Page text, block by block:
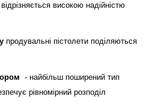
високою надійністю
продувальні пістолети поділяються
- найбільш поширений тип
рівномірний розподіл